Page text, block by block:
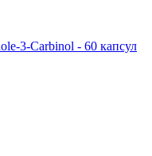
3-Carbinol - 60 капсул